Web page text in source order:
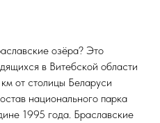
озёра? Это
в Витебской области
от столицы Беларуси
национального парка
1995 года. Браславские